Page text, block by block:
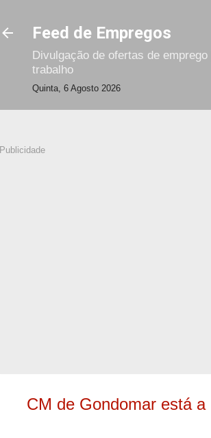
Feed de Empregos
Divulgação de ofertas de
trabalho
Quinta, 6 Agosto 2026
Publicidade
CM de Gondomar está